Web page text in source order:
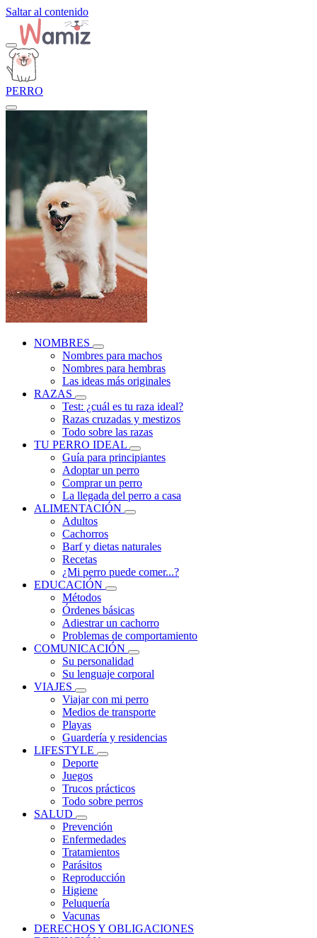
Saltar al contenido
PERRO
NOMBRES
Nombres para machos
Nombres para hembras
Las ideas más originales
RAZAS
Test: ¿cuál es tu raza ideal?
Razas cruzadas y mestizos
Todo sobre las razas
TU PERRO IDEAL
Guía para principiantes
Adoptar un perro
Comprar un perro
La llegada del perro a casa
ALIMENTACIÓN
Adultos
Cachorros
Barf y dietas naturales
Recetas
¿Mi perro puede comer...?
EDUCACIÓN
Métodos
Órdenes básicas
Adiestrar un cachorro
Problemas de comportamiento
COMUNICACIÓN
Su personalidad
Su lenguaje corporal
VIAJES
Viajar con mi perro
Medios de transporte
Playas
Guardería y residencias
LIFESTYLE
Deporte
Juegos
Trucos prácticos
Todo sobre perros
SALUD
Prevención
Enfermedades
Tratamientos
Parásitos
Reproducción
Higiene
Peluquería
Vacunas
DERECHOS Y OBLIGACIONES